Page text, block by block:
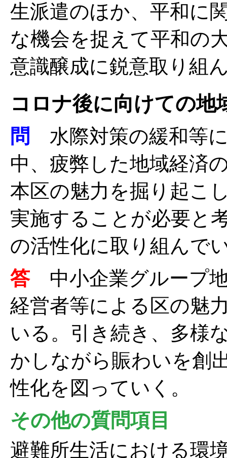
生派遣のほか、平和に
な機会を捉えて平和の
意識醸成に鋭意取り組
コロナ後に向けての地
問
水際対策の緩和等
中、疲弊した地域経済
本区の魅力を掘り起こ
実施することが必要と
の活性化に取り組んで
答 中小企業グループ
経営者等による区の魅
いる。引き続き、多様
かしながら賑わいを創
性化を図っていく。
その他の質問項目
避難所生活における環